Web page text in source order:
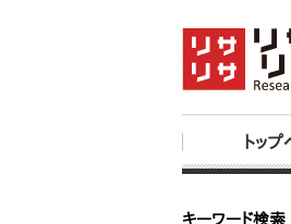
トッ
キーワード検索